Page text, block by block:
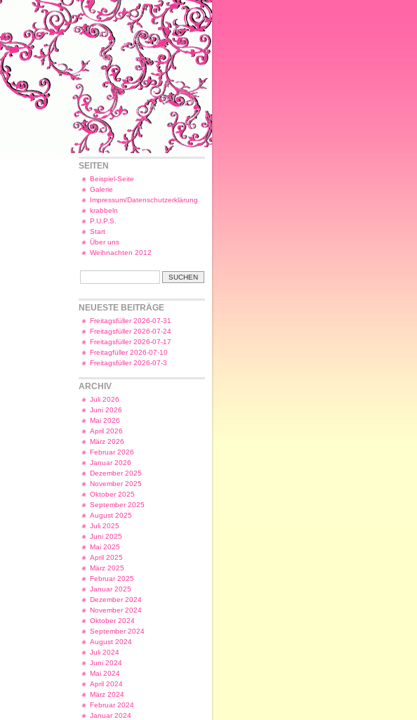
SEITEN
Beispiel-Seite
Galerie
Impressum/Datenschutzerklärung
krabbeln
P.U.P.S.
Start
Über uns
Weihnachten 2012
NEUESTE BEITRÄGE
Freitagsfüller 2026-07-31
Freitagsfüller 2026-07-24
Freitagsfüller 2026-07-17
Freitagfüller 2026-07-10
Freitagsfüller 2026-07-3
ARCHIV
Juli 2026
Juni 2026
Mai 2026
April 2026
März 2026
Februar 2026
Januar 2026
Dezember 2025
November 2025
Oktober 2025
September 2025
August 2025
Juli 2025
Juni 2025
Mai 2025
April 2025
März 2025
Februar 2025
Januar 2025
Dezember 2024
November 2024
Oktober 2024
September 2024
August 2024
Juli 2024
Juni 2024
Mai 2024
April 2024
März 2024
Februar 2024
Januar 2024